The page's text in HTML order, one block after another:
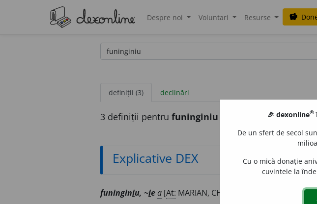
Despre noi Voluntari Resurse savings
definiții (3) declinări
3 definiții pentru funinginiu
Explicative DEX
funinginiu, ~iea [At: MARIAN, CH. 51 / E:
🎉 dexonline®
De un sfert de secol
Cu o mică donație
cuvintele la